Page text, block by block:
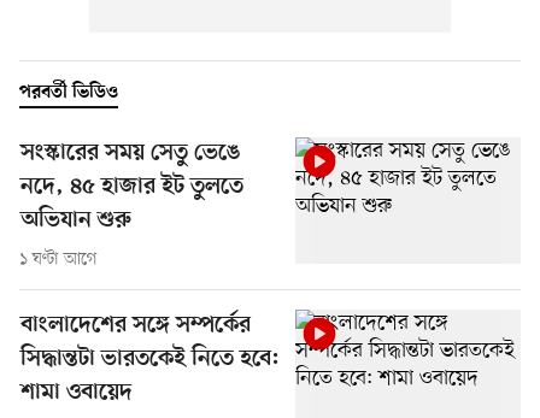
পরবর্তী ভিডিও
সংস্কারের সময় সেতু ভেঙে
নদে, ৪৫ হাজার ইট তুলতে
অভিযান শুরু
১ ঘণ্টা আগে
বাংলাদেশের সঙ্গে সম্পর্কের
সিদ্ধান্তটা ভারতকেই নিতে হবে:
শামা ওবায়েদ